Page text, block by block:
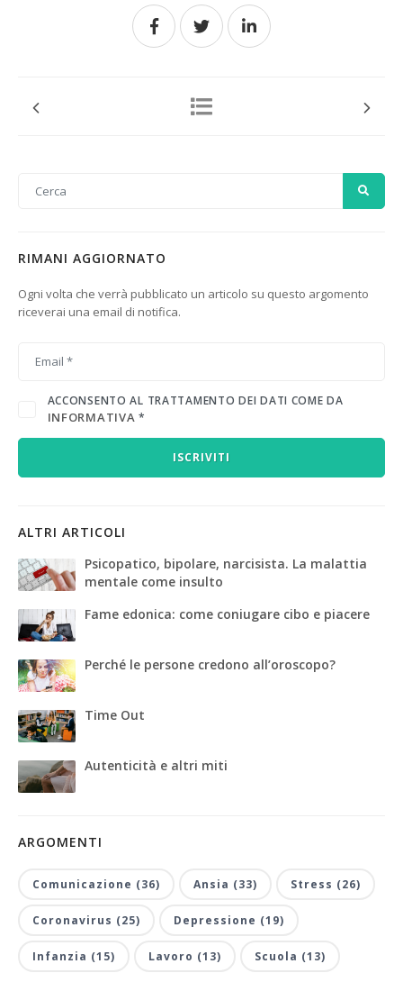
RIMANI AGGIORNATO
Ogni volta che verrà pubblicato un articolo su questo argomento
riceverai una email di notifica.
ACCONSENTO AL TRATTAMENTO DEI DATI COME DA
INFORMATIVA *
ISCRIVITI
ALTRI ARTICOLI
Psicopatico, bipolare, narcisista. La malattia
mentale come insulto
Fame edonica: come coniugare cibo e piacere
Perché le persone credono all’oroscopo?
Time Out
Autenticità e altri miti
ARGOMENTI
Comunicazione (36) Ansia (33) Stress (26)
Coronavirus (25) Depressione (19)
Infanzia (15) Lavoro (13) Scuola (13)